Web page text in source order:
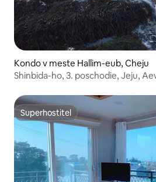
Kondo v meste Hallim-eub, Cheju
Shinbida-ho, 3. poschodie, Jeju,
penzión Shinbi, najnovší vírivkový
Superhostiteľ
Superhostiteľ